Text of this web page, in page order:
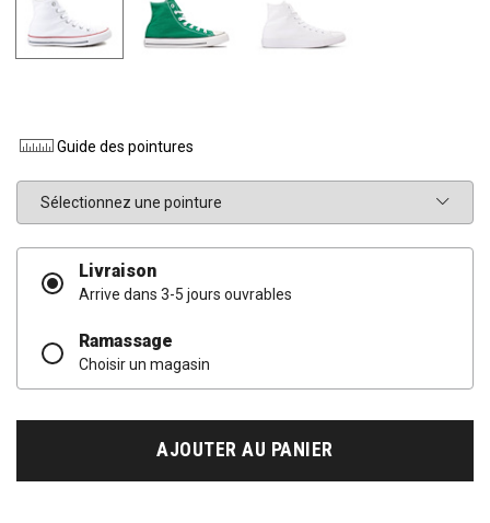
Guide des pointures
Livraison
Arrive dans 3-5 jours ouvrables
Ramassage
Choisir un magasin
AJOUTER AU PANIER